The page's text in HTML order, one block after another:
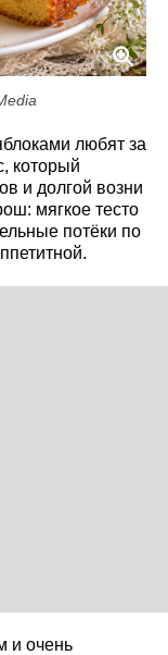
любят за
который
и долгой возни
мягкое тесто
потёки по
и очень